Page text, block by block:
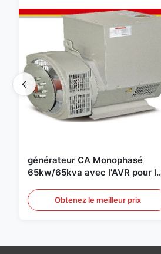
générateur CA Monophasé
65kw/65kva avec l'AVR pour le
Obtenez le meilleur prix